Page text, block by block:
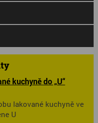
kuchyně do „U“
lakované kuchyně ve
U